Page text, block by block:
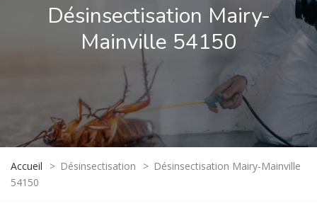
Désinsectisation Mairy-
Mainville 54150
Accueil > Désinsectisation > Désinsectisation Mairy-Mainville
54150